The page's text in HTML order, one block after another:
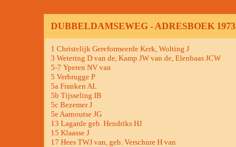
DUBBELDAMSEWEG - ADRESBOEK 1973
1 Christelijk Gereformeerde Kerk, Wolting J
3 Wetering D van de, Kamp JW van de, Elenbaas JCW
5-7 Yperen NV van
5 Verbrugge P
5a Franken AL
5b Tijsseling IB
5c Bezemer J
5e Aarnoutse JG
13 Lagarde geb. Hendriks HJ
15 Klaasse J
17 Hees TWJ van, geb. Verschure H van